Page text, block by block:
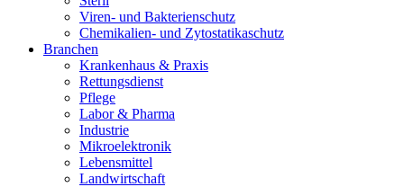
Viren- und Bakterienschutz
Chemikalien- und Zytostatikaschutz
Branchen
Krankenhaus & Praxis
Rettungsdienst
Pflege
Labor & Pharma
Industrie
Mikroelektronik
Lebensmittel
Landwirtschaft